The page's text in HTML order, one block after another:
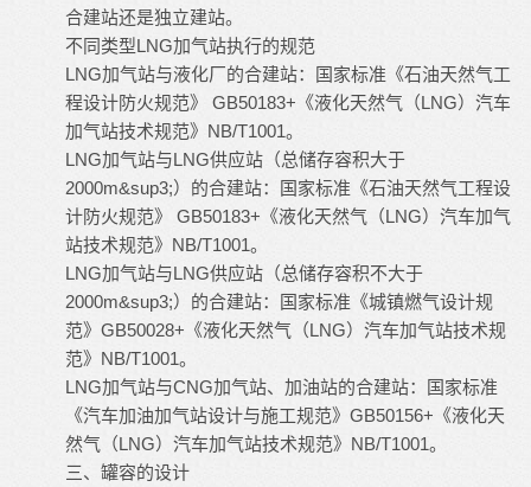
合建站还是独立建站。
不同类型LNG加气站执行的规范
LNG加气站与液化厂的合建站：国家标准《石油天然气工
程设计防火规范》 GB50183+《液化天然气（LNG）汽车
加气站技术规范》NB/T1001。
LNG加气站与LNG供应站（总储存容积大于
2000m&sup3;）的合建站：国家标准《石油天然气工程设
计防火规范》 GB50183+《液化天然气（LNG）汽车加气
站技术规范》NB/T1001。
LNG加气站与LNG供应站（总储存容积不大于
2000m&sup3;）的合建站：国家标准《城镇燃气设计规
范》GB50028+《液化天然气（LNG）汽车加气站技术规
范》NB/T1001。
LNG加气站与CNG加气站、加油站的合建站：国家标准
《汽车加油加气站设计与施工规范》GB50156+《液化天
然气（LNG）汽车加气站技术规范》NB/T1001。
三、罐容的设计